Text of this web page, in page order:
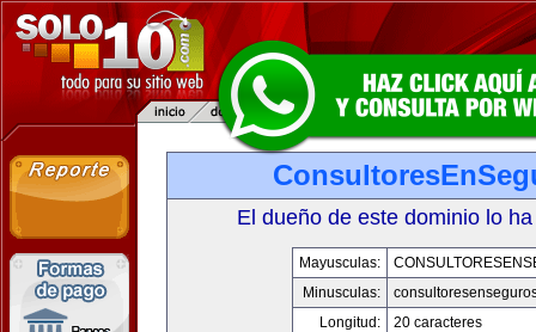
El dueño de este dominio lo
Mayusculas:
Minusculas:
Longitud:
20 caracteres